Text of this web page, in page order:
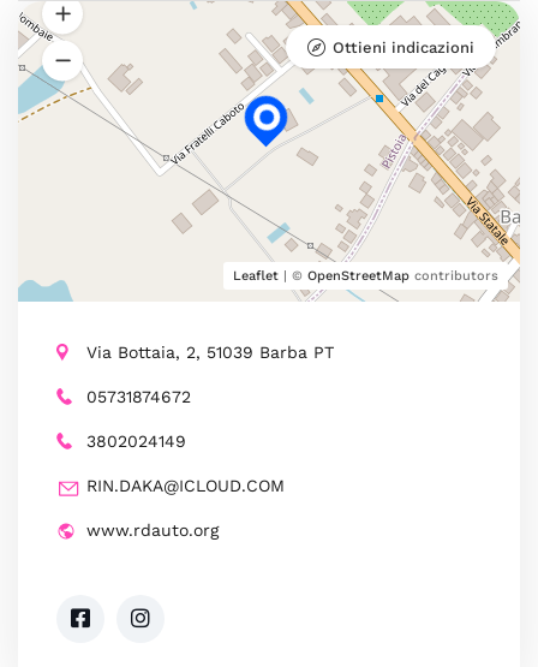
Leaflet | © OpenStreetMap contributors
Ottieni indicazioni
Via Bottaia, 2, 51039 Barba PT
05731874672
3802024149
RIN.DAKA@ICLOUD.COM
www.rdauto.org